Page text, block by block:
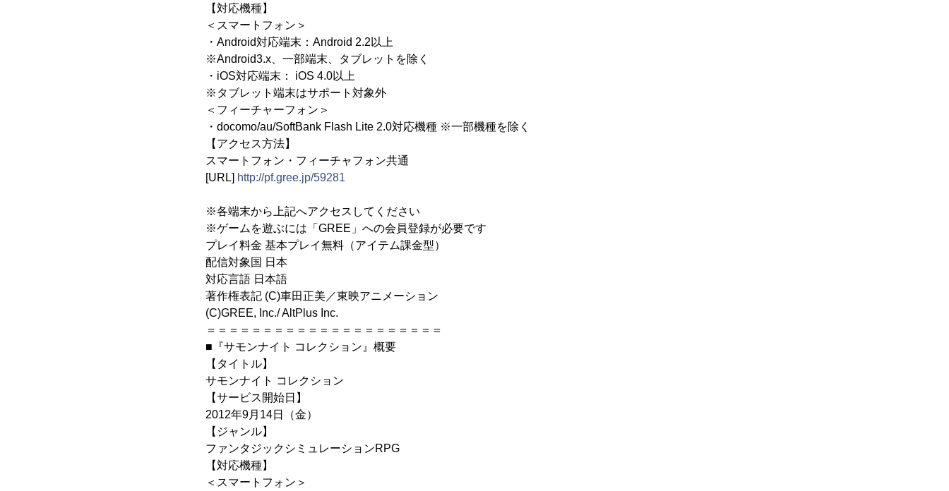
【対応機種】
＜スマートフォン＞
・Android対応端末：Android 2.2以上
※Android3.x、一部端末、タブレットを除く
・iOS対応端末： iOS 4.0以上
※タブレット端末はサポート対象外
＜フィーチャーフォン＞
・docomo/au/SoftBank Flash Lite 2.0対応機種 ※一部機種を除く
【アクセス方法】
スマートフォン・フィーチャフォン共通
[URL] http://pf.gree.jp/59281
※各端末から上記へアクセスしてください
※ゲームを遊ぶには「GREE」への会員登録が必要です
プレイ料金 基本プレイ無料（アイテム課金型）
配信対象国 日本
対応言語 日本語
著作権表記 (C)車田正美／東映アニメーション
(C)GREE, Inc./ AltPlus Inc.
＝＝＝＝＝＝＝＝＝＝＝＝＝＝＝＝＝＝＝＝＝
■『サモンナイト コレクション』概要
【タイトル】
サモンナイト コレクション
【サービス開始日】
2012年9月14日（金）
【ジャンル】
ファンタジックシミュレーションRPG
【対応機種】
＜スマートフォン＞